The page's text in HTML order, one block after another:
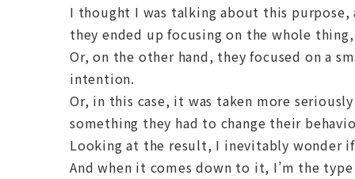
I thought I was talking about this
they ended up focusing on the whole
Or, on the other hand, they focused on a
intention.
Or, in this case, it was taken more
something they had to change their
Looking at the result, I inevitably wonder
And when it comes down to it, I’m the